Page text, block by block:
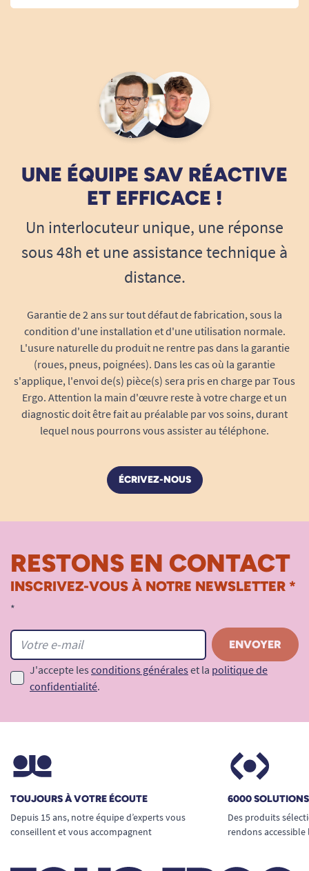
UNE ÉQUIPE SAV RÉACTIVE
ET EFFICACE !
Un interlocuteur unique, une réponse
sous 48h et une assistance technique à
distance.
Garantie de 2 ans sur tout défaut de fabrication, sous la
condition d'une installation et d'une utilisation normale.
L'usure naturelle du produit ne rentre pas dans la garantie
(roues, pneus, poignées). Dans les cas où la garantie
s'applique, l'envoi de(s) pièce(s) sera pris en charge par Tous
Ergo. Attention la main d'œuvre reste à votre charge et un
diagnostic doit être fait au préalable par vos soins, durant
lequel nous pourrons vous assister au téléphone.
ÉCRIVEZ-NOUS
RESTONS EN CONTACT
INSCRIVEZ-VOUS À NOTRE NEWSLETTER *
*
J'accepte les conditions générales et la politique de
confidentialité.
TOUJOURS À VOTRE ÉCOUTE
Depuis 15 ans, notre équipe d’experts vous
conseillent et vous accompagnent
6000
Des produits
rendons